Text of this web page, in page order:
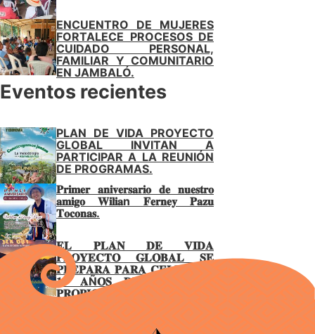
ENCUENTRO DE MUJERES
FORTALECE PROCESOS DE
CUIDADO PERSONAL,
FAMILIAR Y COMUNITARIO
EN JAMBALÓ.
Eventos recientes
PLAN DE VIDA PROYECTO
GLOBAL INVITAN A
PARTICIPAR A LA REUNIÓN
DE PROGRAMAS.
𝐏𝐫𝐢𝐦𝐞𝐫 𝐚𝐧𝐢𝐯𝐞𝐫𝐬𝐚𝐫𝐢𝐨 𝐝𝐞 𝐧𝐮𝐞𝐬𝐭𝐫𝐨
𝐚𝐦𝐢𝐠𝐨 𝐖𝐢𝐥𝐢𝐚n 𝐅𝐞𝐫𝐧𝐞𝐲 𝐏𝐚𝐳𝐮
𝐓𝐨𝐜𝐨𝐧𝐚𝐬.
𝐄𝐋 𝐏𝐋𝐀𝐍 𝐃𝐄 𝐕𝐈𝐃𝐀
𝐏𝐑𝐎𝐘𝐄𝐂𝐓𝐎 𝐆𝐋𝐎𝐁𝐀𝐋 𝐒𝐄
𝐏𝐑𝐄𝐏𝐀𝐑𝐀 𝐏𝐀𝐑𝐀 𝐂𝐄𝐋𝐄𝐁𝐑𝐀𝐑
𝟏𝟓 𝐀Ñ𝐎𝐒 𝐃𝐄 𝐆𝐎𝐁𝐈𝐄𝐑𝐍𝐎
𝐏𝐑𝐎𝐏𝐈𝐎 𝐄𝐍 𝐉𝐀𝐌𝐁𝐀𝐋Ó